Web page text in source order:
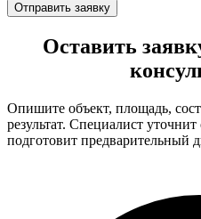
Отправить заявку
Оставить
Опишите объект, площадь,
результат. Специалист уточнит
подготовит предварительный